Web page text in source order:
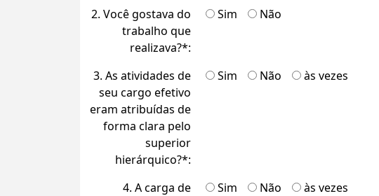
2. Você gostava do
trabalho que
realizava?*:
Sim Não
3. As atividades de
seu cargo efetivo
eram atribuídas de
forma clara pelo
superior
hierárquico?*:
Sim Não às vezes
4. A carga de
Sim Não às vezes